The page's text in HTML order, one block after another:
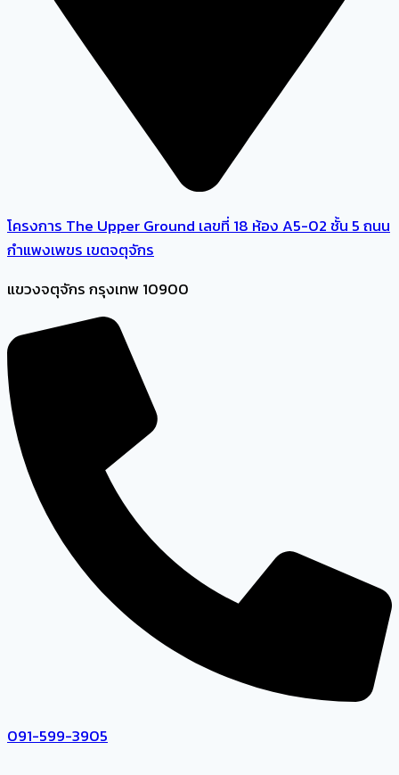
โครงการ The Upper Ground เลขที่ 18 ห้อง A5-02 ชั้น 5 ถนน
กำแพงเพขร เขตจตุจักร
แขวงจตุจักร กรุงเทพ 10900
091-599-3905